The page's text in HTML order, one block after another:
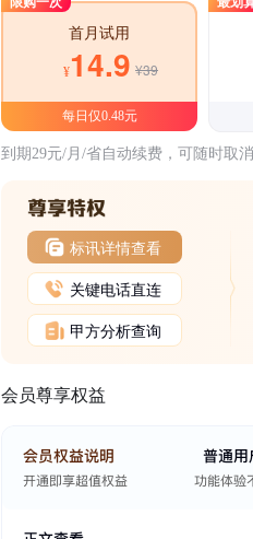
首月试用
¥14.9 ¥39
每日仅0.48元
到期29元/月/省自动续费，可随时取消
标讯详情查看
关键电话直连
甲方分析查询
会员尊享权益